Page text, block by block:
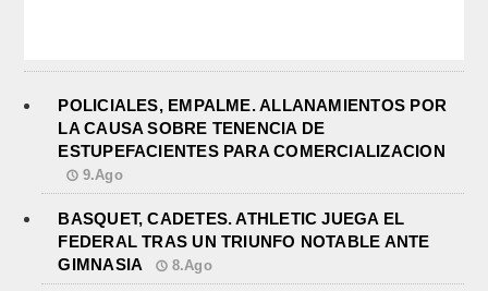
POLICIALES, EMPALME. ALLANAMIENTOS POR
LA CAUSA SOBRE TENENCIA DE
ESTUPEFACIENTES PARA COMERCIALIZACION
9.Ago
BASQUET, CADETES. ATHLETIC JUEGA EL
FEDERAL TRAS UN TRIUNFO NOTABLE ANTE
GIMNASIA
8.Ago